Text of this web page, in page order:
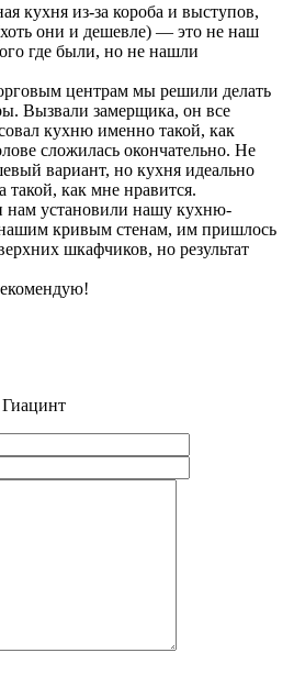
кухня из-за короба и выступов,
они и дешевле) — это не наш
где были, но не нашли
центрам мы решили делать
Вызвали замерщика, он все
кухню именно такой, как
сложилась окончательно. Не
вариант, но кухня идеально
такой, как мне нравится.
нам установили нашу кухню-
кривым стенам, им пришлось
шкафчиков, но результат
Гиацинт